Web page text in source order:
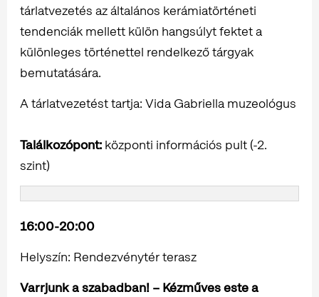
tárlatvezetés az általános kerámiatörténeti
tendenciák mellett külön hangsúlyt fektet a
különleges történettel rendelkező tárgyak
bemutatására.
A tárlatvezetést tartja: Vida Gabriella muzeológus
Találkozópont: központi információs pult (-2.
szint)
16:00-20:00
Helyszín: Rendezvénytér terasz
Varrjunk a szabadban! – Kézműves este a